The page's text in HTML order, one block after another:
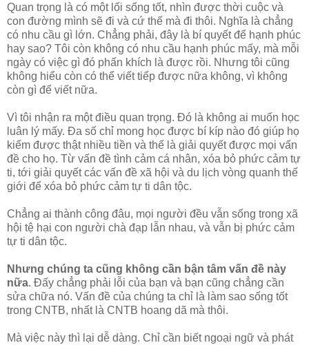
Quan trọng là có một lối sống tốt, nhìn được thời cuộc và
con đường mình sẽ đi và cứ thế mà đi thôi. Nghĩa là chẳng
có nhu cầu gì lớn. Chẳng phải, đây là bí quyết để hạnh phúc
hay sao? Tôi còn không có nhu cầu hạnh phúc mấy, mà mỗi
ngày có việc gì đó phấn khích là được rồi. Nhưng tôi cũng
không hiểu còn có thể viết tiếp được nữa không, vì không
còn gì để viết nữa.
Vì tôi nhận ra một điều quan trọng. Đó là không ai muốn học
luân lý mấy. Đa số chỉ mong học được bí kíp nào đó giúp họ
kiếm được thật nhiều tiền và thế là giải quyết được mọi vấn
đề cho họ. Từ vấn đề tình cảm cá nhân, xóa bỏ phức cảm tự
ti, tới giải quyết các vấn đề xã hội và du lịch vòng quanh thế
giới để xóa bỏ phức cảm tự ti dân tộc.
Chẳng ai thành công đâu, mọi người đều vẫn sống trong xã
hội tệ hại con người chà đạp lẫn nhau, và vẫn bị phức cảm
tự ti dân tộc.
Nhưng chúng ta cũng không cần bận tâm vấn đề này
nữa. Đấy chẳng phải lỗi của bạn và bạn cũng chẳng cần
sửa chữa nó. Vấn đề của chúng ta chỉ là làm sao sống tốt
trong CNTB, nhất là CNTB hoang dã mà thôi.
Mà việc này thì lại dễ dàng. Chỉ cần biết ngoại ngữ và phát